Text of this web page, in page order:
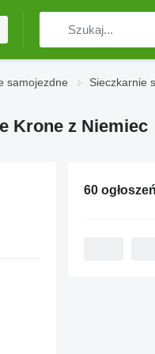
samojezdne Sieczkarnie
Krone z Niemiec
60